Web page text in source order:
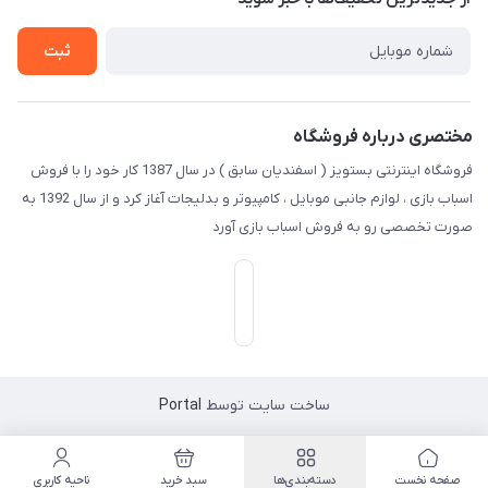
راهنما
ثبت
مختصری درباره فروشگاه
فروشگاه اینترنتی بستویز ( اسفندیان سابق ) در سال 1387 کار خود را با فروش
اسباب بازی ، لوازم جانبی موبایل ، کامپیوتر و بدلیجات آغاز کرد و از سال 1392 به
صورت تخصصی رو به فروش اسباب بازی آورد
ساخت سایت توسط Portal
صفحه نخست دسته‌بندی‌ها سبد خرید ناحیه کاربری